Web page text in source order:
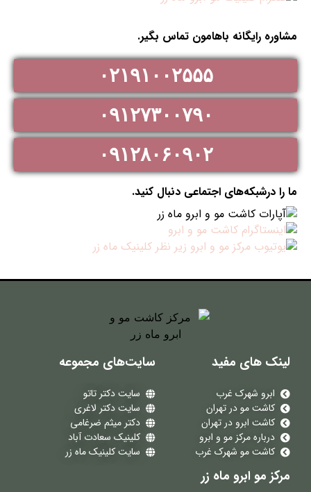
مشاوره رایگانه باهامون تماس بگیر.
۰۲۱۹۱۰۰۲۵۵۵
۰۹۱۲۷۳۰۰۷۹۰
۰۹۱۲۸۰۶۰۹۰۲
ما را درشبکه‌های اجتماعی دنبال کنید.
لینک های مفید
ابرو شهرک غرب
کاشت مو در تهران
کاشت ابرو در تهران
درباره مرکز مو و ابرو
کاشت مو شهرک غرب
سایت‌های مجموعه
سایت دکتر تاتو
سایت دکتر لاغری
دکتر میثم ضرغامی
کلینیک سعادت آباد
سایت کلینیک ماه زر
مرکز مو ابرو ماه زر